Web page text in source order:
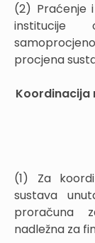
(2) Praćenje
institucije
procjena
Koordinacija
(1) Za
sustava
proračuna
nadležna za